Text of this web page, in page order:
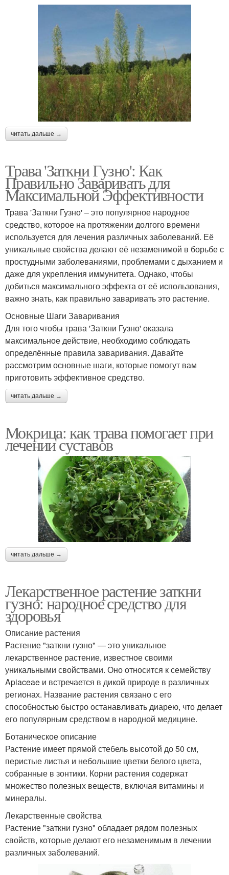
читать дальше →
Трава 'Заткни Гузно': Как
Правильно Заваривать для
Максимальной Эффективности
Трава 'Заткни Гузно' – это популярное народное
средство, которое на протяжении долгого времени
используется для лечения различных заболеваний. Её
уникальные свойства делают её незаменимой в борьбе с
простудными заболеваниями, проблемами с дыханием и
даже для укрепления иммунитета. Однако, чтобы
добиться максимального эффекта от её использования,
важно знать, как правильно заваривать это растение.
Основные Шаги Заваривания
Для того чтобы трава 'Заткни Гузно' оказала
максимальное действие, необходимо соблюдать
определённые правила заваривания. Давайте
рассмотрим основные шаги, которые помогут вам
приготовить эффективное средство.
читать дальше →
Мокрица: как трава помогает при
лечении суставов
читать дальше →
Лекарственное растение заткни
гузно: народное средство для
здоровья
Описание растения
Растение "заткни гузно" — это уникальное
лекарственное растение, известное своими
уникальными свойствами. Оно относится к семейству
Apiaceae и встречается в дикой природе в различных
регионах. Название растения связано с его
способностью быстро останавливать диарею, что делает
его популярным средством в народной медицине.
Ботаническое описание
Растение имеет прямой стебель высотой до 50 см,
перистые листья и небольшие цветки белого цвета,
собранные в зонтики. Корни растения содержат
множество полезных веществ, включая витамины и
минералы.
Лекарственные свойства
Растение "заткни гузно" обладает рядом полезных
свойств, которые делают его незаменимым в лечении
различных заболеваний.